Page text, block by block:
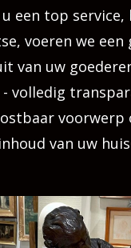
een top service,
voeren we een
van uw
- volledig
voorwerp
van uw